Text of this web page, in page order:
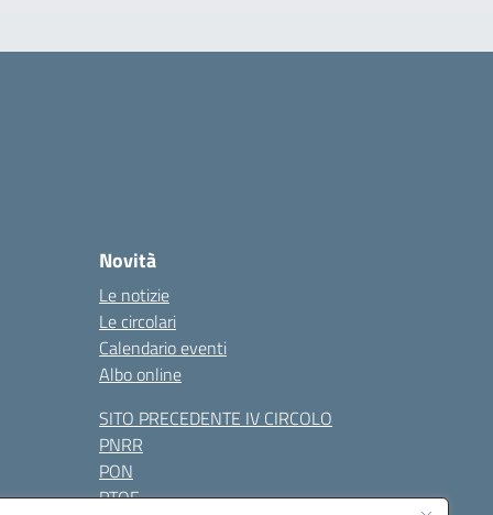
Novità
Le notizie
Le circolari
Calendario eventi
Albo online
SITO PRECEDENTE IV CIRCOLO
PNRR
PON
PTOF